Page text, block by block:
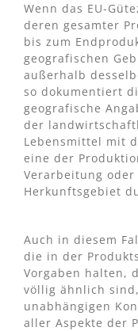
Wenn das EU-
deren gesamter
bis zum
geografischen
außerhalb
so dokumentiert
geografische
der
Lebensmittel mit
eine der
Verarbeitung
Herkunftsgebiet
Auch in diesem
die in der
Vorgaben halten,
völlig ähnlich
unabhängigen
aller Aspekte der